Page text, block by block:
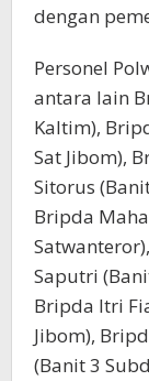
dengan
Personel
antara lain
Kaltim),
Sat Jibom),
Sitorus
Bripda
Saputri
Bripda Itri
Jibom),
(Banit 3